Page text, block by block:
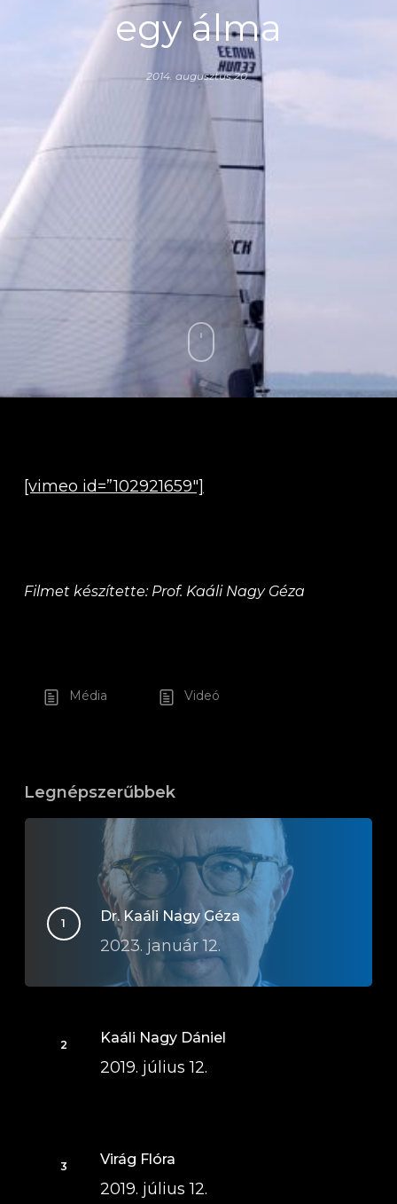
egy álma
2014. augusztus 20.
[vimeo id=”102921659″]
Filmet készítette: Prof. Kaáli Nagy Géza
Média Videó
Legnépszerűbbek
Dr. Kaáli Nagy Géza
2023. január 12.
Kaáli Nagy Dániel
2019. július 12.
Virág Flóra
2019. július 12.